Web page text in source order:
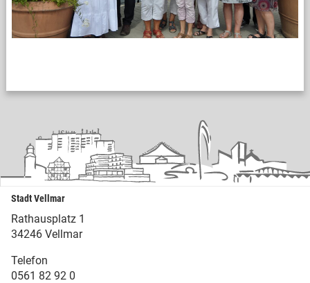
Stadt Vellmar
Rathausplatz 1
34246 Vellmar
Telefon
0561 82 92 0